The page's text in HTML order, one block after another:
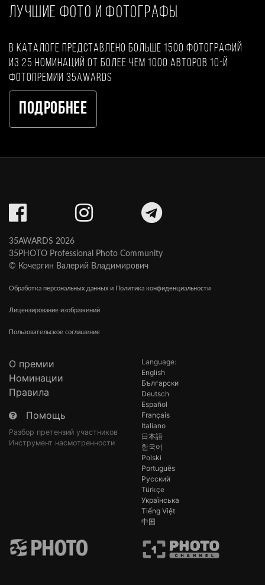
ЛУЧШИЕ ФОТО И ФОТОГРАФЫ
В каталоге представлено больше 1500 фотографий
из 25 номинаций от более чем 1000 авторов 10-й
фотопремии 35AWARDS
Подробнее
35AWARDS 2026
35PHOTO Professional Photo Community
© Кочергин Валерий Владимирович
Обработка персональных данных и Политика конфиденциальности
Лицензирование изображений
Пользовательское соглашение
О премии
Номинации
Правила
Помощь
Разбор претензий участников
Инструмент насмотренности
Language:
English
Български
Deutsch
Español
Français
Italiano
日本語
한국어
Polski
Português
Русский
Türkçe
Українська
Tiếng Việt
中国